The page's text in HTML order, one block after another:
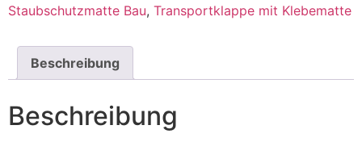
Staubschutzmatte Bau, Transportklappe mit Klebematte
Beschreibung
Beschreibung